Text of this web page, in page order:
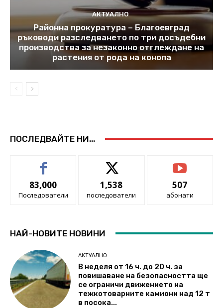
АКТУАЛНО
Районна прокуратура – Благоевград
ръководи разследването по три досъдебни
производства за незаконно отглеждане на
растения от рода на конопа
ПОСЛЕДВАЙТЕ НИ...
83,000
Последователи
1,538
последователи
507
абонати
НАЙ-НОВИТЕ НОВИНИ
АКТУАЛНО
В неделя от 16 ч. до 20 ч. за
повишаване на безопасността ще
се ограничи движението на
тежкотоварните камиони над 12 т
в посока...